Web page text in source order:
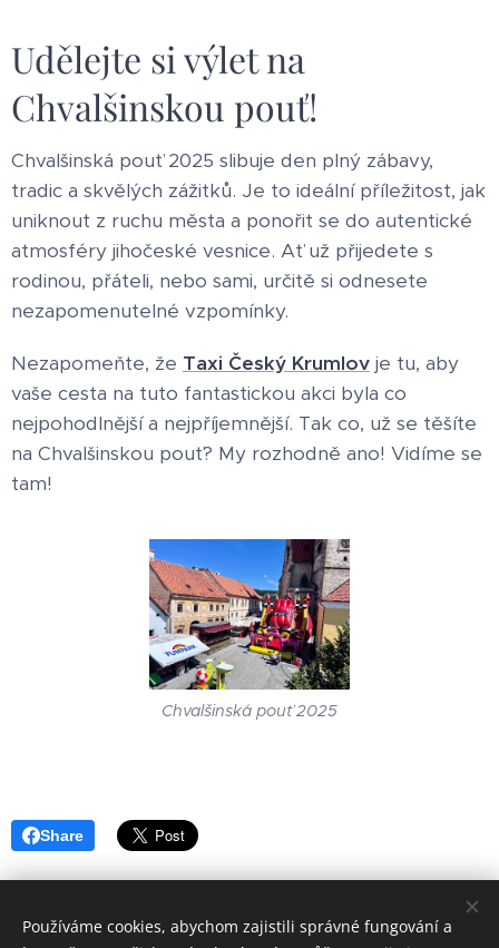
Udělejte si výlet na
Chvalšinskou pouť!
Chvalšinská pouť 2025 slibuje den plný zábavy,
tradic a skvělých zážitků. Je to ideální příležitost, jak
uniknout z ruchu města a ponořit se do autentické
atmosféry jihočeské vesnice. Ať už přijedete s
rodinou, přáteli, nebo sami, určitě si odnesete
nezapomenutelné vzpomínky.
Nezapomeňte, že Taxi Český Krumlov je tu, aby
vaše cesta na tuto fantastickou akci byla co
nejpohodlnější a nejpříjemnější. Tak co, už se těšíte
na Chvalšinskou pouť? My rozhodně ano! Vidíme se
tam!
Chvalšinská pouť 2025
Share
Používáme cookies, abychom zajistili správné fungování a